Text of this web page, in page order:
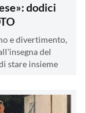
dodici
e divertimento,
del
stare insieme